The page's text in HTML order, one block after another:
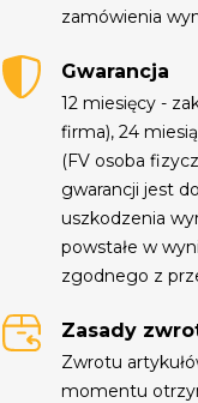
zamówienia
Gwarancja
12 miesięcy -
firma), 24
(FV osoba
gwarancji jest
uszkodzenia
powstałe w
zgodnego z
Zasady
Zwrotu
momentu